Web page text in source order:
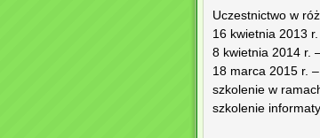
Uczestnictwo w
16 kwietnia 2013
8 kwietnia 2014 r.
18 marca 2015 r.
szkolenie w
szkolenie